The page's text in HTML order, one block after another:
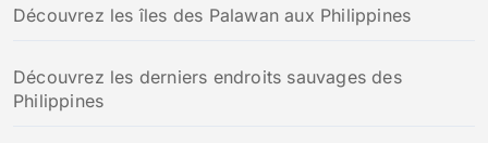
Découvrez les îles des Palawan aux Philippines
Découvrez les derniers endroits sauvages des
Philippines